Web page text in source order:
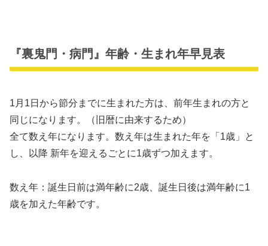
『裏鬼門・病門』年齢・生まれ年早見表
1月1日から節分までに生まれた方は、前年生まれの方と
同じになります。（旧暦に由来するため）
全て数え年になります。数え年は生まれた年を「1歳」と
し、以降 新年を迎えるごとに1歳ずつ加えます。
数え年：誕生日前は満年齢に2歳、誕生日後は満年齢に1
歳を加えた年齢です。